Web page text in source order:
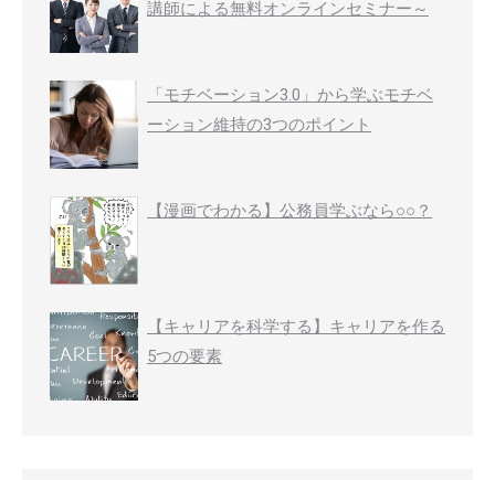
講師による無料オンラインセミナー～
「モチベーション3.0」から学ぶモチベ
ーション維持の3つのポイント
【漫画でわかる】公務員学ぶなら○○？
【キャリアを科学する】キャリアを作る
5つの要素